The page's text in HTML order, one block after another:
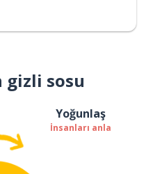
gizli sosu
Yoğunlaş
İnsanları anla